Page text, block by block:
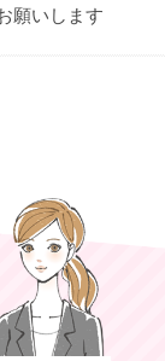
願いします